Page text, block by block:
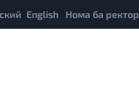
English Нома ба ректор